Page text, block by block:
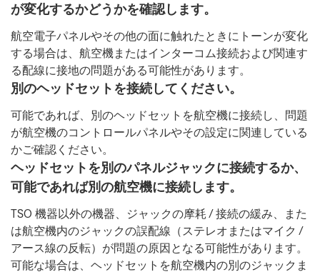
が変化するかどうかを確認します。
航空電子パネルやその他の面に触れたときにトーンが変化
する場合は、航空機またはインターコム接続および関連す
る配線に接地の問題がある可能性があります。
別のヘッドセットを接続してください。
可能であれば、別のヘッドセットを航空機に接続し、問題
が航空機のコントロールパネルやその設定に関連している
かご確認ください。
ヘッドセットを別のパネルジャックに接続するか、
可能であれば別の航空機に接続します。
TSO 機器以外の機器、ジャックの摩耗 / 接続の緩み、また
は航空機内のジャックの誤配線（ステレオまたはマイク /
アース線の反転）が問題の原因となる可能性があります。
可能な場合は、ヘッドセットを航空機内の別のジャックま